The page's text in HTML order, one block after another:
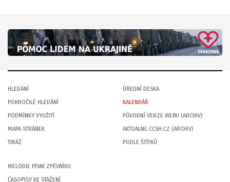
HLEDÁNÍ
POKROČILÉ HLEDÁNÍ
PODMÍNKY VYUŽITÍ
MAPA STRÁNEK
TIRÁŽ
ÚŘEDNÍ DESKA
KALENDÁŘ
PŮVODNÍ VERZE WEBU (ARCHIV)
AKTUALNE.CCSH.CZ (ARCHIV)
PODLE ŠTÍTKŮ
MELODIE PÍSNÍ ZPĚVNÍKU
ČASOPISY KE STAŽENÍ